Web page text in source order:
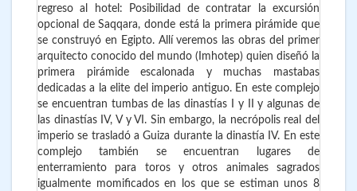
regreso al hotel: Posibilidad de contratar la excursión
opcional de Saqqara, donde está la primera pirámide que
se construyó en Egipto. Allí veremos las obras del primer
arquitecto conocido del mundo (Imhotep) quien diseñó la
primera pirámide escalonada y muchas mastabas
dedicadas a la elite del imperio antiguo. En este complejo
se encuentran tumbas de las dinastías I y II y algunas de
las dinastías IV, V y VI. Sin embargo, la necrópolis real del
imperio se trasladó a Guiza durante la dinastía IV. En este
complejo también se encuentran lugares de
enterramiento para toros y otros animales sagrados
igualmente momificados en los que se estiman unos 8